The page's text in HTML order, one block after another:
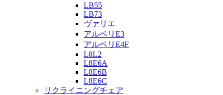
LB55
LB73
ヴァリエ
アルベリE3
アルベリE4F
L8L2
L8E6A
L8E6B
L8E6C
リクライニングチェア